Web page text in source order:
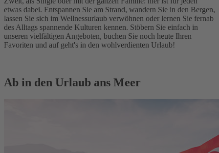
etwas dabei. Entspannen Sie am Strand, wandern Sie in den Bergen,
lassen Sie sich im Wellnessurlaub verwöhnen oder lernen Sie fernab
des Alltags spannende Kulturen kennen. Stöbern Sie einfach in
unseren vielfältigen Angeboten, buchen Sie noch heute Ihren
Favoriten und auf geht's in den wohlverdienten Urlaub!
Ab in den Urlaub ans Meer